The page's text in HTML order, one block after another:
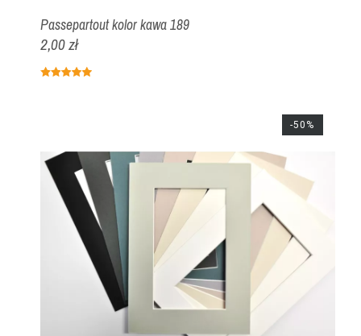
Passepartout kolor kawa 189
2,00 zł
-50%